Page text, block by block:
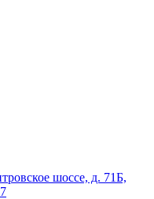
шоссе, д. 71Б,